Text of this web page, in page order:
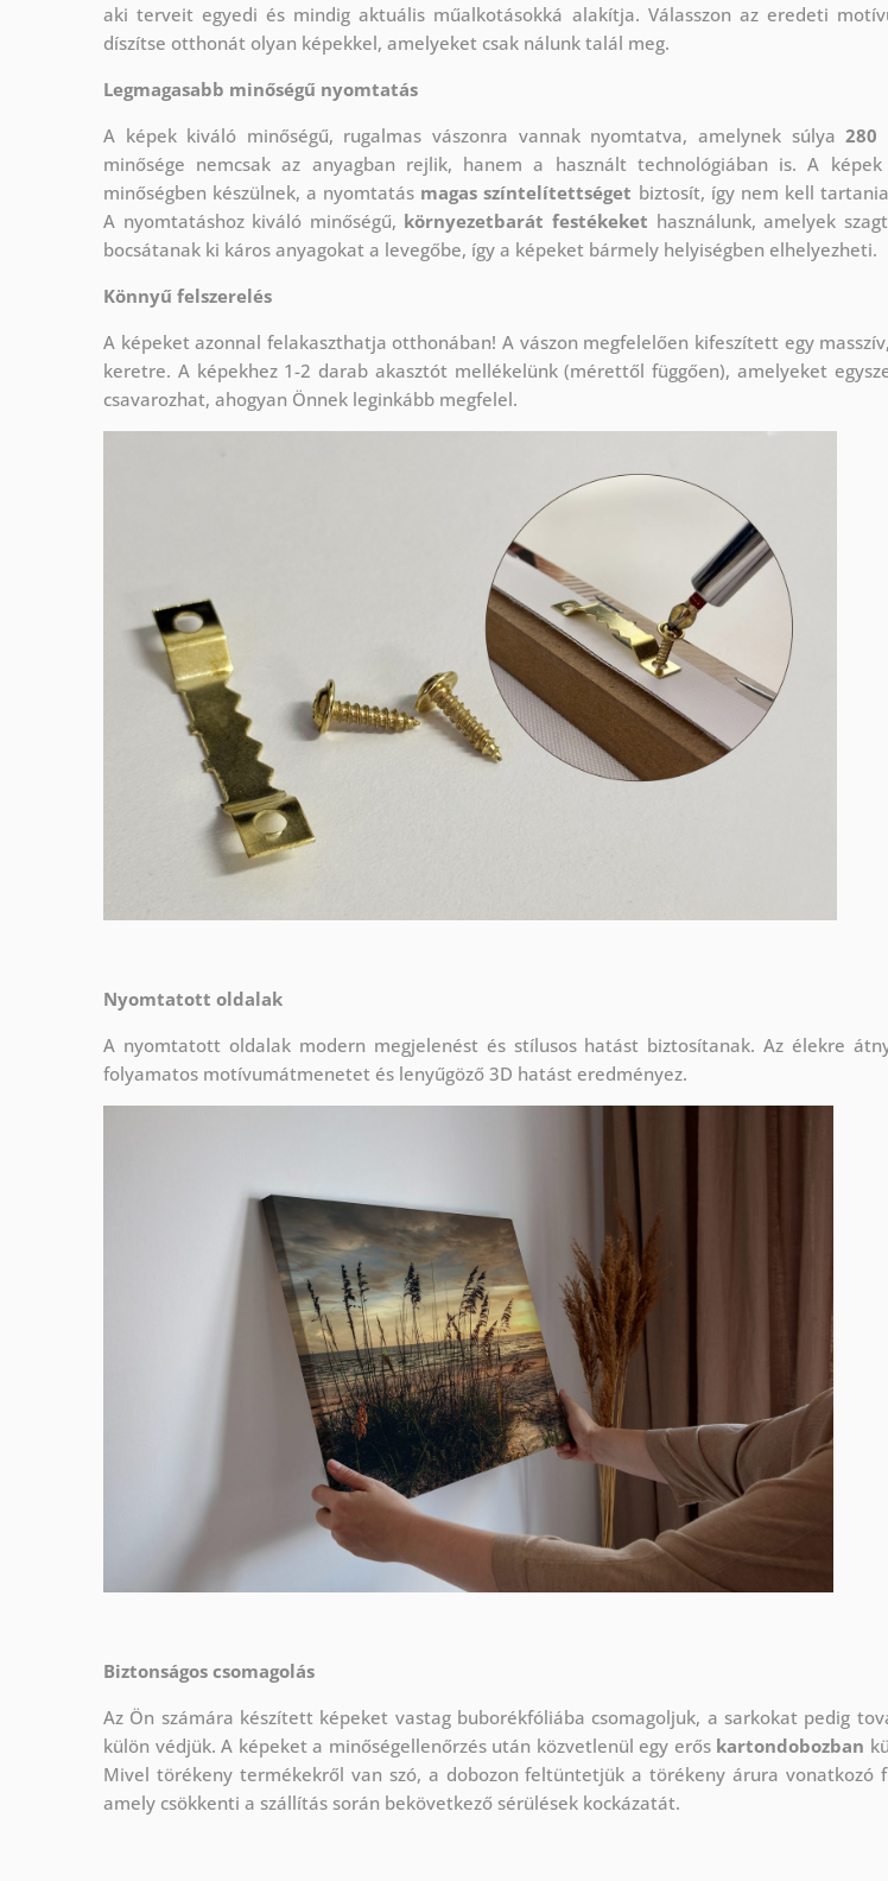
akiterveit egyedi és mindig aktuális műalkotásokká alakítja. Válasszon az eredeti
díszítse otthonát olyan képekkel, amelyeket csak nálunk talál meg.
Legmagasabb minőségű nyomtatás
A képek kiváló minőségű, rugalmas vászonra vannak nyomtatva, amelynek súlya280
minősége nemcsak az anyagban rejlik, hanem a használt technológiában is. A képek
minőségben készülnek, a nyomtatás magas színtelítettséget biztosít, így nem kell
A nyomtatáshoz kiváló minőségű, környezetbarát festékeket használunk, amelyek
bocsátanak ki káros anyagokat a levegőbe, így a képeket bármely helyiségben elhelyezheti.
Könnyű felszerelés
A képeket azonnal felakaszthatja otthonában! A vászon megfelelően kifeszített egy
keretre. A képekhez 1-2 darab akasztót mellékelünk (mérettől függően), amelyeket
csavarozhat, ahogyan Önnek leginkább megfelel.
Nyomtatott oldalak
A nyomtatott oldalak modern megjelenést és stílusos hatást biztosítanak. Az élekre
folyamatos motívumátmenetet és lenyűgöző 3D hatást eredményez.
Biztonságos csomagolás
Az Ön számára készített képeket vastag buborékfóliába csomagoljuk, a sarkokat pedig
külön védjük.A képeket a minőségellenőrzés után közvetlenül egy erős kartondobozban
Mivel törékeny termékekről van szó, a dobozon feltüntetjük a törékeny árura vonatkozó
amely csökkenti a szállítás során bekövetkező sérülések kockázatát.